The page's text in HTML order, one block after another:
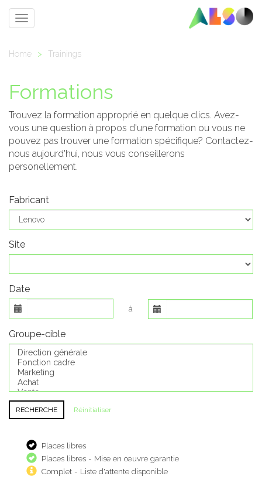
Toggle
Home > Trainings
Formations
Trouvez la formation approprié en quelque clics. Avez-
vous une question à propos d'une formation ou vous ne
pouvez pas trouver une formation spécifique? Contactez-
nous aujourd'hui, nous vous conseillerons
personellement.
Fabricant
Site
Date
à
Groupe-cible
Réinitialiser
Places libres
Places libres - Mise en œuvre garantie
Complet - Liste d'attente disponible